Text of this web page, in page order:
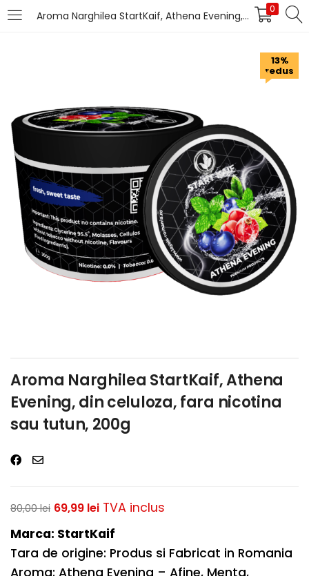
Aroma Narghilea StartKaif, Athena Evening, din celuloza, fara nicotina sau tutun, 200g 0
LOGIN
Îți amintești de mine Pierdut parola?
13%
redus
Aroma Narghilea StartKaif, Athena
Evening, din celuloza, fara nicotina
sau tutun, 200g
80,00lei 69,99 lei TVA inclus
Marca: StartKaif
Tara de origine: Produs si Fabricat in Romania
Aroma: Athena Evening – Afine, Menta,